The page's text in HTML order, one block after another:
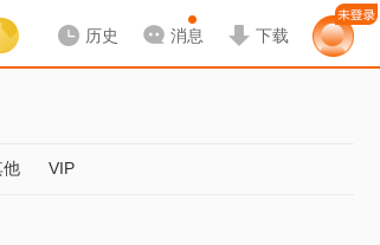
历史 消息 下载
他 VIP